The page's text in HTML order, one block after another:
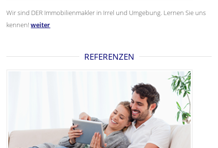
Wir sind DER Immobilienmakler in Irrel und Umgebung. Lernen Sie uns
kennen!weiter
REFERENZEN